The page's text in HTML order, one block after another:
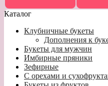
Каталог
Клубничные букеты
Дополнения к
Букеты для мужчин
Имбирные пряники
Зефирные
С орехами и